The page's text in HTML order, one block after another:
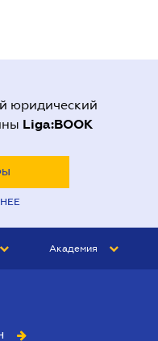
юридический
Liga:BOOK
Академия